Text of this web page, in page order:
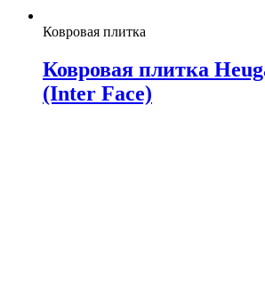
Ковровая плитка
Ковровая плитка
(Inter Face)